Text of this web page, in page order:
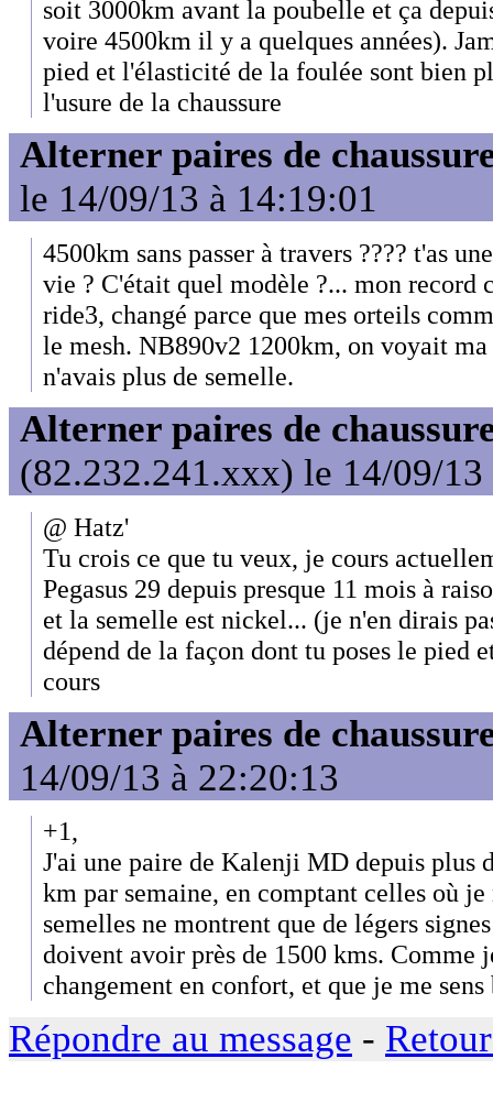
soit 3000km avant la poubelle et ça
voire 4500km il y a quelques années).
pied et l'élasticité de la foulée sont bien
l'usure de la chaussure
Alterner paires de
le 14/09/13 à 14:19:01
4500km sans passer à travers ???? t'as
vie ? C'était quel modèle ?... mon record
ride3, changé parce que mes orteils
le mesh. NB890v2 1200km, on voyait
n'avais plus de semelle.
Alterner paires de
(82.232.241.xxx) le 14/09/13
@ Hatz'
Tu crois ce que tu veux, je cours
Pegasus 29 depuis presque 11 mois à
et la semelle est nickel... (je n'en dirais
dépend de la façon dont tu poses le pied
cours
Alterner paires de
14/09/13 à 22:20:13
+1,
J'ai une paire de Kalenji MD depuis plus
km par semaine, en comptant celles où
semelles ne montrent que de légers
doivent avoir près de 1500 kms. Comme
changement en confort, et que je me
Répondre au message -